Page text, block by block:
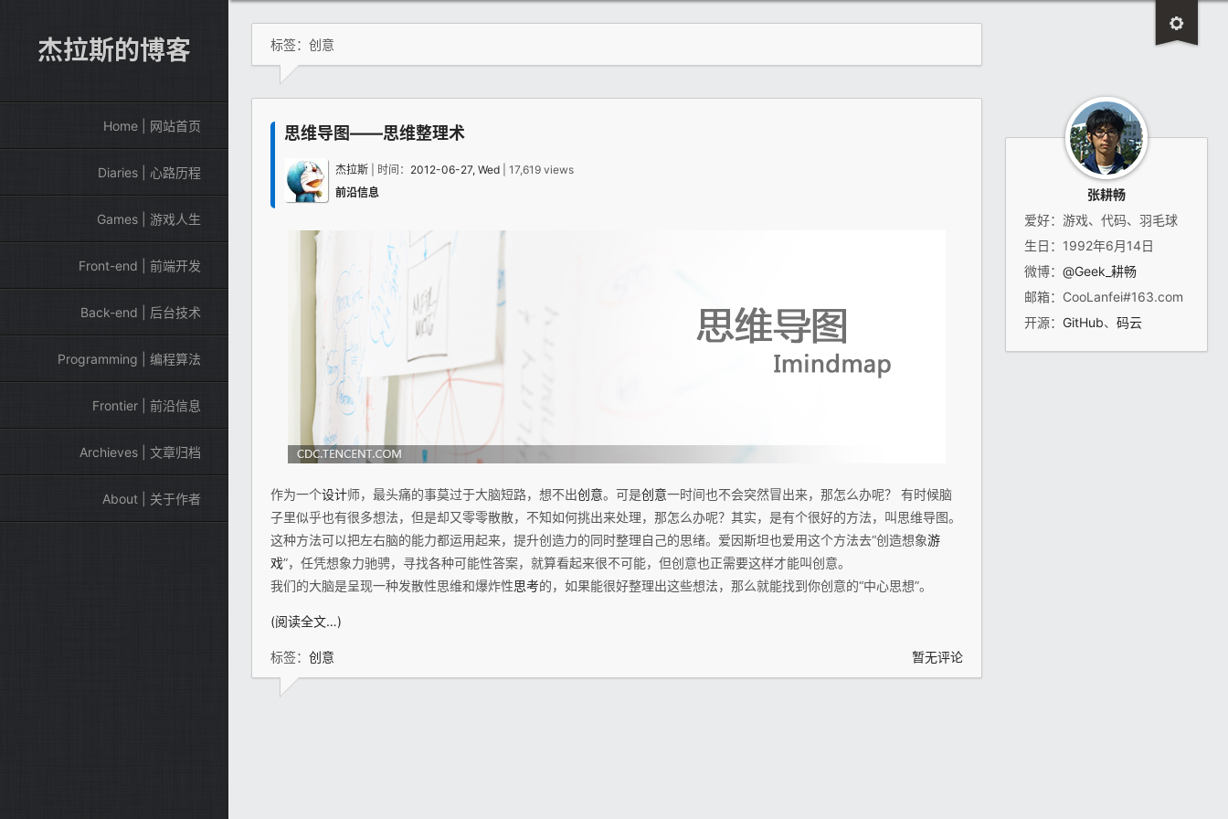
标签：创意
思维导图——思维整理术
杰拉斯 | 时间： 2012-06-27, Wed | 17,619 views
前沿信息
作为一个设计师，最头痛的事莫过于大脑短路，想不出创意。可是创意一时间也不会突然冒出来，那怎么办呢？ 有时候脑
子里似乎也有很多想法，但是却又零零散散，不知如何挑出来处理，那怎么办呢？其实，是有个很好的方法，叫思维导图。
这种方法可以把左右脑的能力都运用起来，提升创造力的同时整理自己的思绪。爱因斯坦也爱用这个方法去“创造想象游
戏”，任凭想象力驰骋，寻找各种可能性答案，就算看起来很不可能，但创意也正需要这样才能叫创意。
我们的大脑是呈现一种发散性思维和爆炸性思考的，如果能很好整理出这些想法，那么就能找到你创意的“中心思想”。
(阅读全文…)
标签： 创意 暂无评论
杰拉斯的博客
Home | 网站首页
Diaries | 心路历程
Games | 游戏人生
Front-end | 前端开发
Back-end | 后台技术
Programming | 编程算法
Frontier | 前沿信息
Archieves | 文章归档
About | 关于作者
张耕畅
爱好：游戏、代码、羽毛球
生日：1992年6月14日
微博： @Geek_耕畅
邮箱：CooLanfei#163.com
开源： GitHub、 码云